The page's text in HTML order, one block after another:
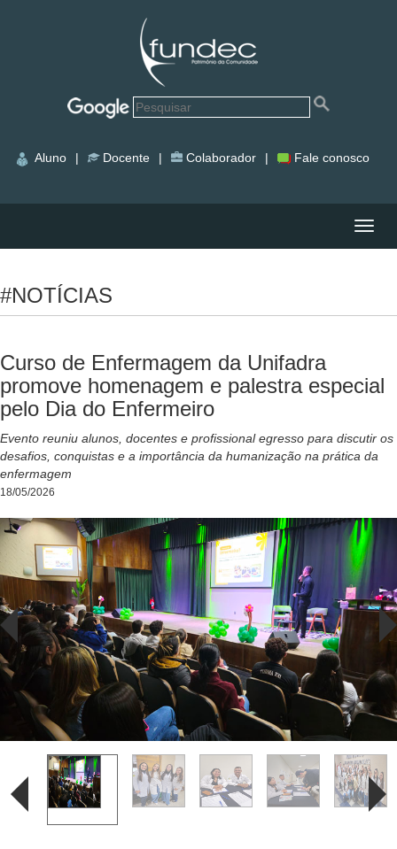
Aluno | Docente | Colaborador | Fale conosco
#NOTÍCIAS
Curso de Enfermagem da Unifadra
promove homenagem e palestra especial
pelo Dia do Enfermeiro
Evento reuniu alunos, docentes e profissional egresso para discutir os
desafios, conquistas e a importância da humanização na prática da
enfermagem
18/05/2026